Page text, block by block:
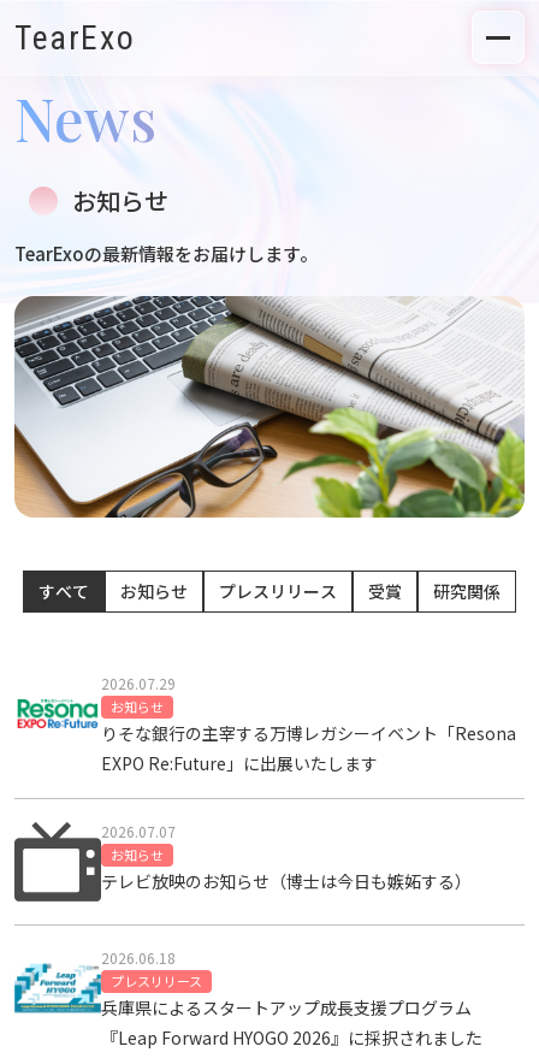
TearExo
News
お知らせ
TearExoの最新情報をお届けします。
すべて お知らせ プレスリリース 受賞 研究関係
2026.07.29
お知らせ
りそな銀行の主宰する万博レガシーイベント「Resona
EXPO Re:Future」に出展いたします
2026.07.07
お知らせ
テレビ放映のお知らせ（博士は今日も嫉妬する）
2026.06.18
プレスリリース
兵庫県によるスタートアップ成長支援プログラム
『Leap Forward HYOGO 2026』に採択されました